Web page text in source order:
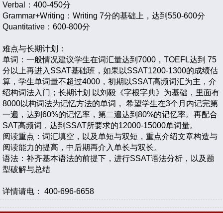
Verbal：400-450分
Grammar+Writing：Writing 7分的基础上，达到550-600分
Quantitative：600-800分
难点与长期计划：
单词：一般情况建议学生在词汇量达到7000，TOEFL达到 75
分以上再进入SSAT基础班，如果以SSAT1200-1300的成绩估
算，学生单词量不超过4000，初期以SSAT高频词汇为主，介
绍构词法入门；长期计划 以刘毅《字根字典》为基础，里面有
8000以构词法为记忆方法的单词， 希望学生在3个月内记完第
一遍，达到60%的记忆率，第二遍达到80%的记忆率。再配合
SAT高频词，达到SSAT所要求的12000-15000单词量。
阅读重点：词汇填空，以及单短与双短，重点介绍文章构造与
阅读能力的提高，中后期再介入单长与双长。
语法：补齐基本语法的前提下，进行SSAT语法分析，以及题
型破解与总结
详情请电： 400-696-6658